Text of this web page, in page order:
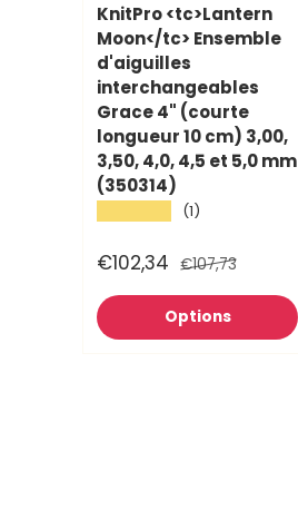
KnitPro <tc>Lantern
Moon</tc> Ensemble
d'aiguilles
interchangeables
Grace 4" (courte
longueur 10 cm) 3,00,
3,50, 4,0, 4,5 et 5,0 mm
(350314)
(1)
€102,34 €107,73
Options